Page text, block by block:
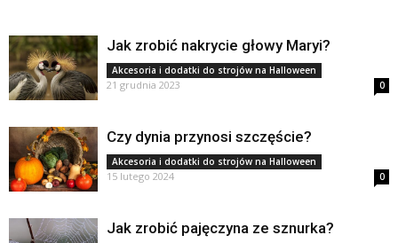
Jak zrobić nakrycie głowy Maryi?
Akcesoria i dodatki do strojów na Halloween
21 grudnia 2023 0
Czy dynia przynosi szczęście?
Akcesoria i dodatki do strojów na Halloween
15 lutego 2024 0
Jak zrobić pajęczyna ze sznurka?